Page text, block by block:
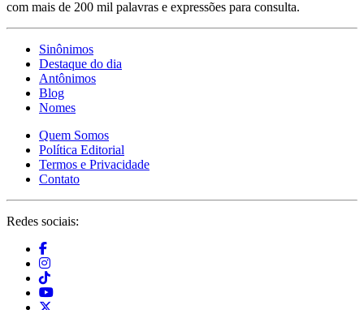
com mais de 200 mil palavras e expressões para consulta.
Sinônimos
Destaque do dia
Antônimos
Blog
Nomes
Quem Somos
Política Editorial
Termos e Privacidade
Contato
Redes sociais: